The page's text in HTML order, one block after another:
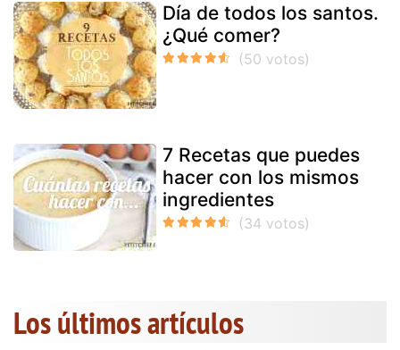
Día de todos los santos.
¿Qué comer?
7 Recetas que puedes
hacer con los mismos
ingredientes
Los últimos artículos